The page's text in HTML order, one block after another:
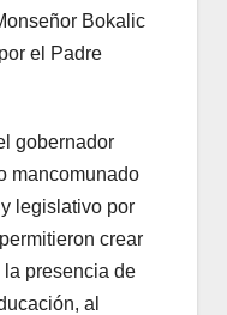
Bokalic
el Padre
gobernador
mancomunado
legislativo por
crear
presencia de
al